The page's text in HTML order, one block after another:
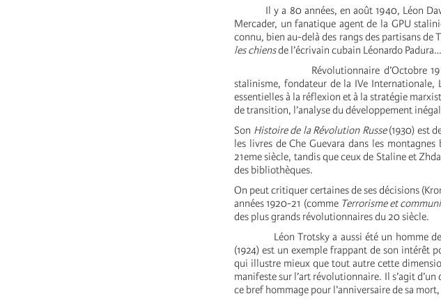
Il y a 80 années, en août 1940, Léon
Mercader, un fanatique agent de la GPU
connu, bien au-delà des rangs des partisans de
les chiensde l’écrivain cubain Léonardo
Révolutionnaire d’Octobre 1917,
stalinisme, fondateur de la IVe
essentielles à la réflexion et à la stratégie
de transition, l’analyse du développement
Son Histoire de la Révolution Russe(1930) est
les livres de Che Guevara dans les
21eme siècle, tandis que ceux de Staline et
des bibliothèques.
On peut critiquer certaines de ses décisions
années 1920-21 (comme Terrorisme et
des plus grands révolutionnaires du 20 siècle.
Léon Trotsky a aussi été un homme de
(1924) est un exemple frappant de son intérêt
qui illustre mieux que tout autre cette
manifeste sur l’art révolutionnaire. Il s’agit
ce bref hommage pour l’anniversaire de sa